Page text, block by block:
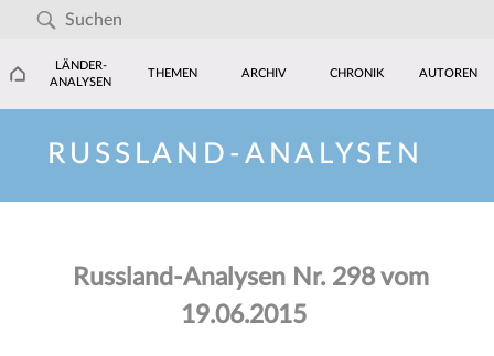
LÄNDER-
ANALYSEN
THEMEN ARCHIV CHRONIK AUTOREN
RUSSLAND-ANALYSEN
Russland-Analysen Nr. 298 vom
19.06.2015